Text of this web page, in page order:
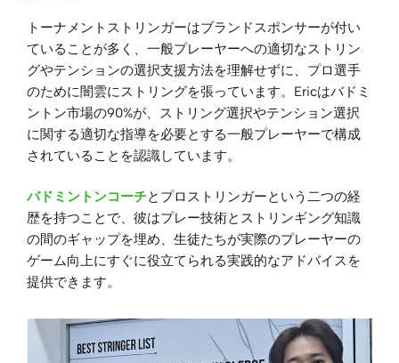
トーナメントストリンガーはブランドスポンサーが付い
ていることが多く、一般プレーヤーへの適切なストリン
グやテンションの選択支援方法を理解せずに、プロ選手
のために闇雲にストリングを張っています。Ericはバドミ
ントン市場の90%が、ストリング選択やテンション選択
に関する適切な指導を必要とする一般プレーヤーで構成
されていることを認識しています。
バドミントンコーチとプロストリンガーという二つの経
歴を持つことで、彼はプレー技術とストリンギング知識
の間のギャップを埋め、生徒たちが実際のプレーヤーの
ゲーム向上にすぐに役立てられる実践的なアドバイスを
提供できます。